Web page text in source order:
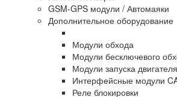
GSM-GPS модули / Автомаяки
Дополнительное оборудование
Модули обхода
Модули бесключевого
Модули запуска двигателя
Интерфейсные модули
Реле блокировки